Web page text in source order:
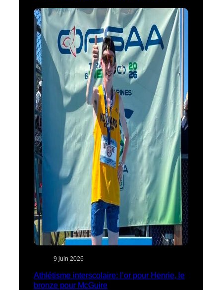
9 juin 2026
Athlétisme interscolaire: l’or pour Henrie, le
bronze pour McGuire